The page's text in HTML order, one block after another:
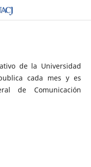
de la Universidad
cada mes y es
de Comunicación